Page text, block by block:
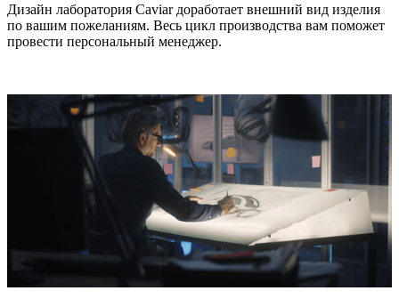
Дизайн лаборатория Caviar доработает внешний вид изделия
по вашим пожеланиям. Весь цикл производства вам поможет
провести персональный менеджер.